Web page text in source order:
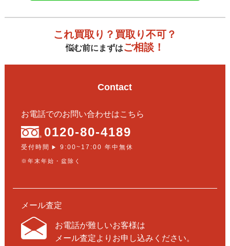
これ買取り？買取り不可？
悩む前にまずはご相談！
Contact
お電話でのお問い合わせはこちら
0120-80-4189
受付時間 ▶ 9:00~17:00 年中無休
※年末年始・盆除く
メール査定
お電話が難しいお客様は
メール査定よりお申し込みください。